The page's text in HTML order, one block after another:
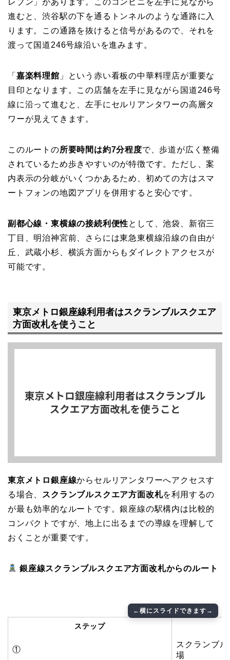
レブン」があります。このコンビニを左手に見ながら
進むと、渋谷駅の下を通るトンネルのような通路に入
ります。この通路を抜けると信号があるので、それを
渡って国道246号線沿いを進みます。
「 嘉楽料理館 」という赤い看板の中華料理店が重要な
目印となります。この店舗を左手に見ながら国道246号
線に沿って進むと、左手にセルリアンタワーの高層タ
ワーが見えてきます。
このルートの所要時間は約7分程度で、歩道が広く整備
されているため歩きやすいのが特徴です。ただし、案
内表示の分岐がいくつかあるため、初めての方はスマ
ートフォンの地図アプリを併用すると安心です。
副都心線・東横線の接続利便性として、池袋、新宿三
丁目、明治神宮前、さらには東急東横線沿線の自由が
丘、武蔵小杉、横浜方面からもダイレクトアクセスが
可能です。
東京メトロ銀座線利用者はスクランブルスクエア
方面改札を使うこと
東京メトロ銀座線からセルリアンタワーへアクセスす
る場合、
スクランブルスクエア方面改札を利用するの
が最も効率的なルートです。銀座線の駅構内は比較的
コンパクトですが、地上に出るまでの導線を理解して
おくことが重要です。
銀座線スクランブルスクエア方面改札からのルート
ステップ
①
スクランブ
場